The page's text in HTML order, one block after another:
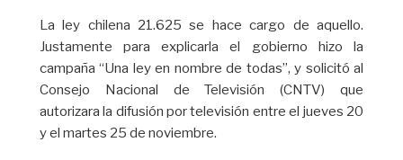
La ley chilena 21.625 se hace cargo de aquello.
Justamente para explicarla el gobierno hizo la
campaña “Una ley en nombre de todas”, y solicitó al
Consejo Nacional de Televisión (CNTV) que
autorizara la difusión por televisión entre el jueves 20
y el martes 25 de noviembre.